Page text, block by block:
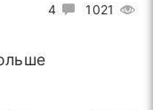
4 1021